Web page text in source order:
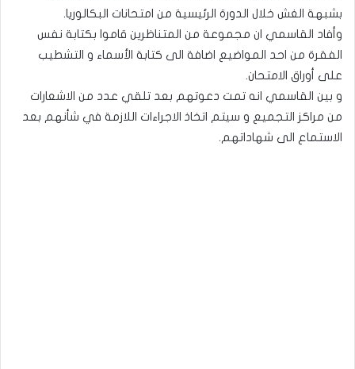
بشبهة الغش خلال الدورة الرئيسية من امتحانات البكالوريا.
وأفاد القاسمي ان مجموعة من المتناظرين قاموا بكتابة نفس
الفقرة من احد المواضيع اضافة الى كتابة الأسماء و التشطيب
على أوراق الامتحان.
و بين القاسمي انه تمت دعوتهم بعد تلقي عدد من الاشعارات
من مراكز التجميع و سيتم اتخاذ الاجراءات اللازمة في شأنهم بعد
الاستماع الى شهاداتهم.